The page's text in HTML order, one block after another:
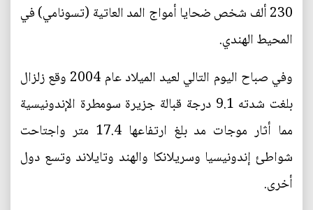
230 ألف شخص ضحايا أمواج المد العاتية (تسونامي) في
المحيط الهندي.
وفي صباح اليوم التالي لعيد الميلاد عام 2004 وقع زلزال
بلغت شدته 9.1 درجة قبالة جزيرة سومطرة الإندونيسية
مما أثار موجات مد بلغ ارتفاعها 17.4 متر واجتاحت
شواطئ إندونيسيا وسريلانكا والهند وتايلاند وتسع دول
أخرى.